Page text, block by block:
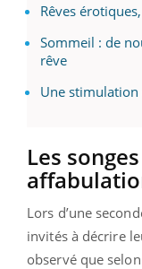
Rêves
Sommeil : de
rêve
Une
Les
Lors d’une
invités à décrire
observé que